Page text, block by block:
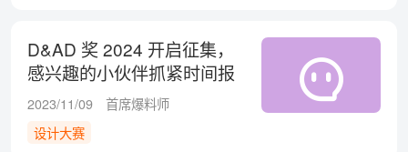
D&AD 奖 2024 开启征集，
感兴趣的小伙伴抓紧时间报
名啦，于明年 3 月截至报
2023/11/09
首席爆料师
设计大赛